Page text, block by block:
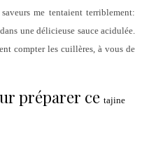
me tentaient terriblement:
une délicieuse sauce acidulée.
compter les cuillères, à vous de
préparer ce tajine